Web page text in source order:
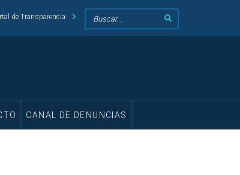
de Transparencia
CANAL DE DENUNCIAS